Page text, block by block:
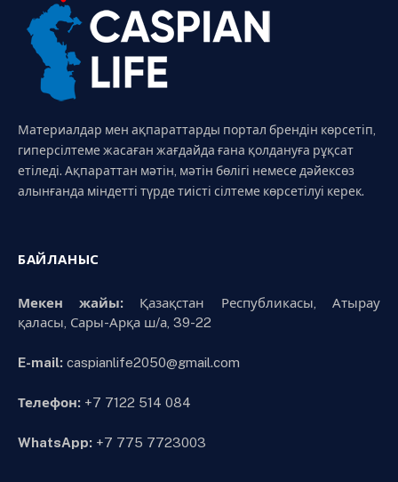
Материалдар мен ақпараттарды портал брендін көрсетіп,
гиперсілтеме жасаған жағдайда ғана қолдануға рұқсат
етіледі. Ақпараттан мәтін, мәтін бөлігі немесе дәйексөз
алынғанда міндетті түрде тиісті сілтеме көрсетілуі керек.
БАЙЛАНЫС
Мекен жайы:Қазақстан Республикасы, Атырау
қаласы, Сары-Арқа ш/а, 39-22
E-mail: caspianlife2050@gmail.com
Телефон: +7 7122 514 084
WhatsApp: +7 775 7723003